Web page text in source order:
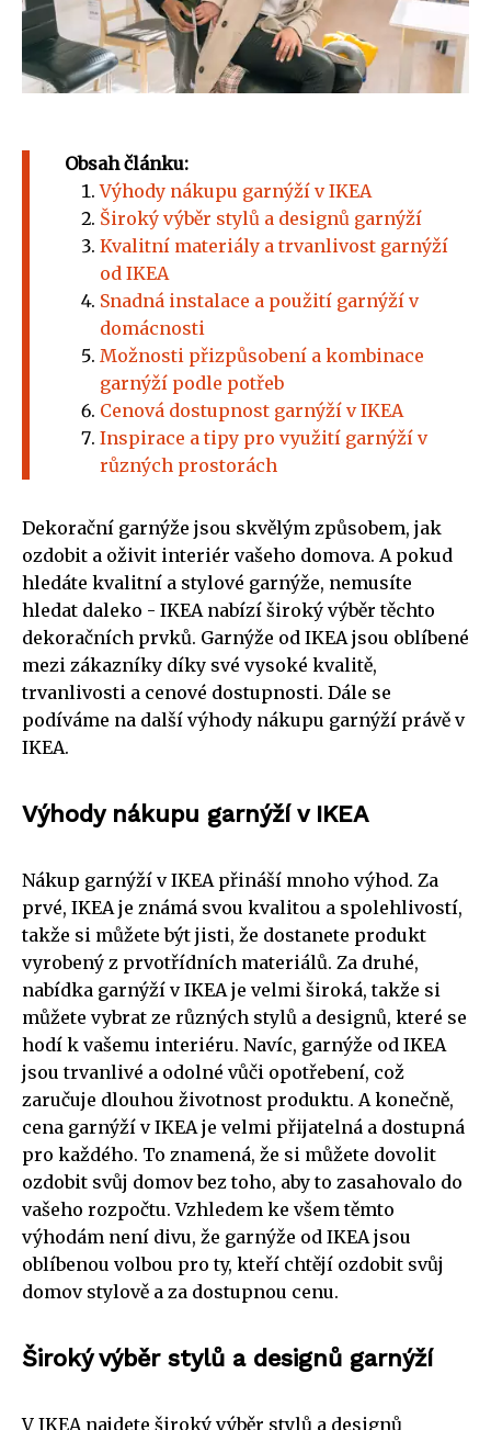
Obsah článku:
Výhody nákupu garnýží v IKEA
Široký výběr stylů a designů garnýží
Kvalitní materiály a trvanlivost garnýží
od IKEA
Snadná instalace a použití garnýží v
domácnosti
Možnosti přizpůsobení a kombinace
garnýží podle potřeb
Cenová dostupnost garnýží v IKEA
Inspirace a tipy pro využití garnýží v
různých prostorách
Dekorační garnýže jsou skvělým způsobem, jak
ozdobit a oživit interiér vašeho domova. A pokud
hledáte kvalitní a stylové garnýže, nemusíte
hledat daleko - IKEA nabízí široký výběr těchto
dekoračních prvků. Garnýže od IKEA jsou oblíbené
mezi zákazníky díky své vysoké kvalitě,
trvanlivosti a cenové dostupnosti. Dále se
podíváme na další výhody nákupu garnýží právě v
IKEA.
Výhody nákupu garnýží v IKEA
Nákup garnýží v IKEA přináší mnoho výhod. Za
prvé, IKEA je známá svou kvalitou a spolehlivostí,
takže si můžete být jisti, že dostanete produkt
vyrobený z prvotřídních materiálů. Za druhé,
nabídka garnýží v IKEA je velmi široká, takže si
můžete vybrat ze různých stylů a designů, které se
hodí k vašemu interiéru. Navíc, garnýže od IKEA
jsou trvanlivé a odolné vůči opotřebení, což
zaručuje dlouhou životnost produktu. A konečně,
cena garnýží v IKEA je velmi přijatelná a dostupná
pro každého. To znamená, že si můžete dovolit
ozdobit svůj domov bez toho, aby to zasahovalo do
vašeho rozpočtu. Vzhledem ke všem těmto
výhodám není divu, že garnýže od IKEA jsou
oblíbenou volbou pro ty, kteří chtějí ozdobit svůj
domov stylově a za dostupnou cenu.
Široký výběr stylů a designů garnýží
V IKEA najdete široký výběr stylů a designů